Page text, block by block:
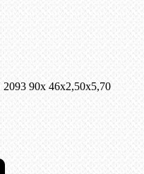
90x 46x2,50x5,70